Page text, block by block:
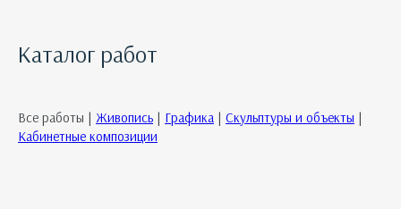
Каталог работ
Все работы | Живопись | Графика | Скульптуры и объекты |
Кабинетные композиции